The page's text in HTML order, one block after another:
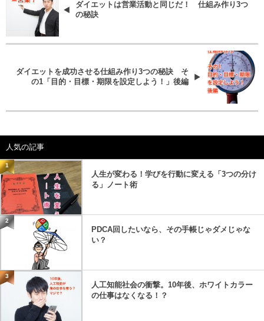
ダイエットは営業活動と同じだ！ 仕組み作り3つ
の秘訣
ダイエットを成功させる仕組み作り3つの秘訣 そ
の1「目的・目標・期限を設定しよう！」後編
人気の記事
1
人生が変わる！学びを行動に変える「3つの分け
る」ノート術
2
PDCA回したいなら、その手帳じゃダメじゃな
い？
3
人工知能社会の衝撃。10年後、ホワイトカラー
の仕事はなくなる！？